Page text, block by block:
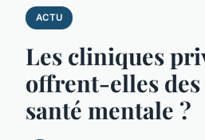
ACTU
Les cliniques
offrent-elles des
santé mentale ?